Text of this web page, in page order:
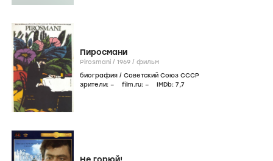
Пиросмани
Pirosmani / 1969 / фильм
биография / Советский Союз СССР
зрители: – film.ru: – IMDb: 7,7